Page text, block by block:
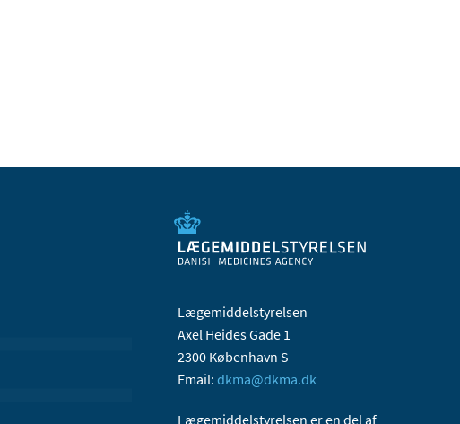
Lægemiddelstyrelsen
Axel Heides Gade 1
2300 København S
Email: dkma@dkma.dk
Lægemiddelstyrelsen er en del af